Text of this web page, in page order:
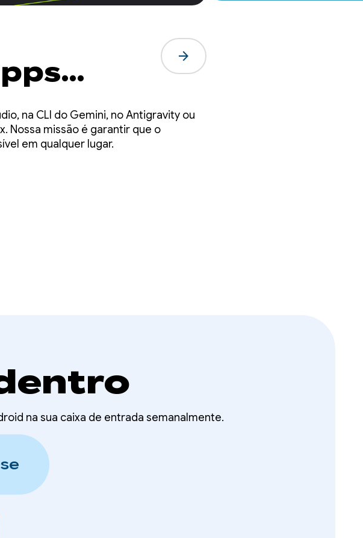
mais
arrow_forward
na CLI do Gemini, no Antigravity ou
Nossa missão é garantir que o
em qualquer lugar.
na sua caixa de entrada semanalmente.